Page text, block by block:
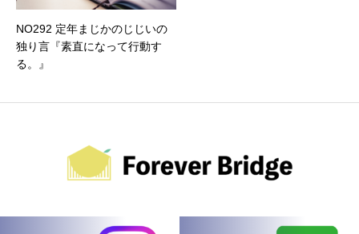
NO292 定年まじかのじじいの
独り言『素直になって行動す
る。』